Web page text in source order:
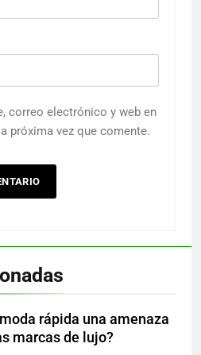
correo electrónico y web en
próxima vez que comente.
rápida una amenaza
marcas de lujo?